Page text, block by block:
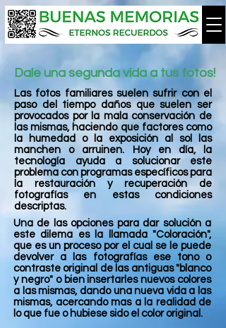
Dale una segunda vida a tus fotos!
Las fotos familiares suelen sufrir con el
paso del tiempo daños que suelen ser
provocados por la mala conservación de
las mismas, haciendo que factores como
la humedad o la exposición al sol las
manchen o arruinen. Hoy en día, la
tecnología ayuda a solucionar este
problema con programas específicos para
la restauración y recuperación de
fotografías en estas condiciones
descriptas.
Una de las opciones para dar solución a
este dilema es la llamada "Coloración",
que es un proceso por el cual se le puede
devolver a las fotografías ese tono o
contraste original de las antiguas "blanco
y negro" o bien insertarles nuevos colores
a las mismas, dando una nueva vida a las
mismas, acercando mas a la realidad de
lo que fue o hubiese sido el color original.